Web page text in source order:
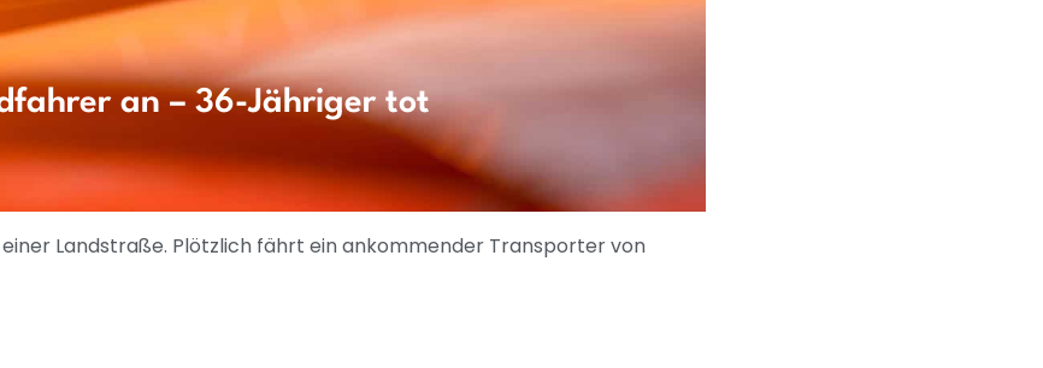
an – 36-Jähriger tot
Landstraße. Plötzlich fährt ein ankommender Transporter von